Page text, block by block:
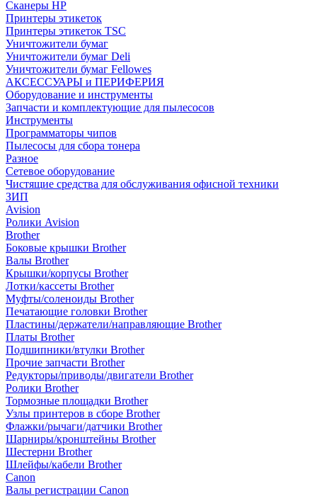
Сканеры HP
Принтеры этикеток
Принтеры этикеток TSC
Уничтожители бумаг
Уничтожители бумаг Deli
Уничтожители бумаг Fellowes
АКСЕССУАРЫ и ПЕРИФЕРИЯ
Оборудование и инструменты
Запчасти и комплектующие для пылесосов
Инструменты
Программаторы чипов
Пылесосы для сбора тонера
Разное
Сетевое оборудование
Чистящие средства для обслуживания офисной техники
ЗИП
Avision
Ролики Avision
Brother
Боковые крышки Brother
Валы Brother
Крышки/корпусы Brother
Лотки/кассеты Brother
Муфты/соленоиды Brother
Печатающие головки Brother
Пластины/держатели/направляющие Brother
Платы Brother
Подшипники/втулки Brother
Прочие запчасти Brother
Редукторы/приводы/двигатели Brother
Ролики Brother
Тормозные площадки Brother
Узлы принтеров в сборе Brother
Флажки/рычаги/датчики Brother
Шарниры/кронштейны Brother
Шестерни Brother
Шлейфы/кабели Brother
Canon
Валы регистрации Canon